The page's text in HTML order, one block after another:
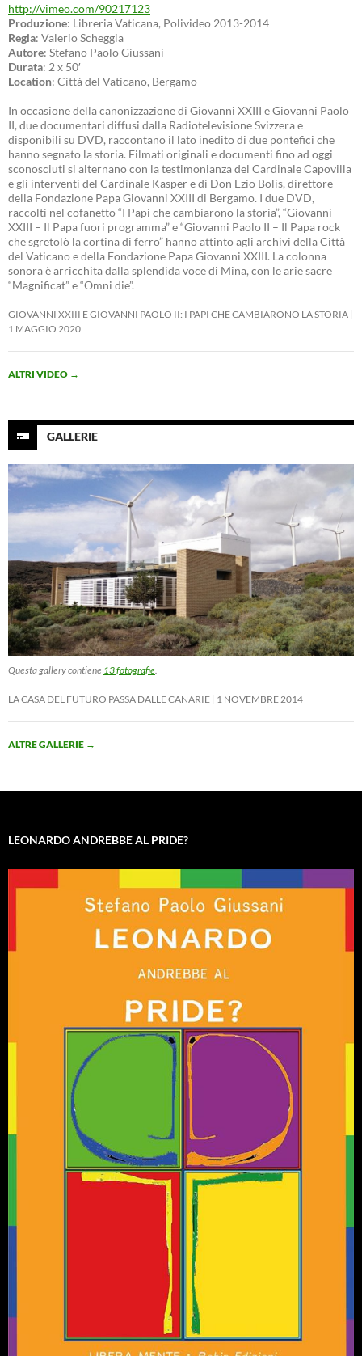
http://vimeo.com/90217123
Produzione: Libreria Vaticana, Polivideo 2013-2014
Regia: Valerio Scheggia
Autore: Stefano Paolo Giussani
Durata: 2 x 50′
Location: Città del Vaticano, Bergamo
In occasione della canonizzazione di Giovanni XXIII e Giovanni Paolo
II, due documentari diffusi dalla Radiotelevisione Svizzera e
disponibili su DVD, raccontano il lato inedito di due pontefici che
hanno segnato la storia. Filmati originali e documenti fino ad oggi
sconosciuti si alternano con la testimonianza del Cardinale Capovilla
e gli interventi del Cardinale Kasper e di Don Ezio Bolis, direttore
della Fondazione Papa Giovanni XXIII di Bergamo. I due DVD,
raccolti nel cofanetto “I Papi che cambiarono la storia”, “Giovanni
XXIII – Il Papa fuori programma” e “Giovanni Paolo II – Il Papa rock
che sgretolò la cortina di ferro” hanno attinto agli archivi della Città
del Vaticano e della Fondazione Papa Giovanni XXIII. La colonna
sonora è arricchita dalla splendida voce di Mina, con le arie sacre
“Magnificat” e “Omni die”.
GIOVANNI XXIII E GIOVANNI PAOLO II: I PAPI CHE CAMBIARONO LA STORIA
1 MAGGIO 2020
ALTRI VIDEO →
GALLERIE
Questa gallery contiene 13 fotografie.
LA CASA DEL FUTURO PASSA DALLE CANARIE 1 NOVEMBRE 2014
ALTRE GALLERIE →
LEONARDO ANDREBBE AL PRIDE?